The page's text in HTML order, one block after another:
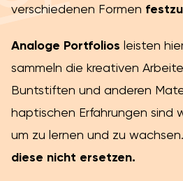
verschiedenen Formen
Analoge Portfolios leisten
sammeln die kreativen
Buntstiften und anderen
haptischen Erfahrungen sind
um zu lernen und zu wachsen.
diese nicht ersetzen.